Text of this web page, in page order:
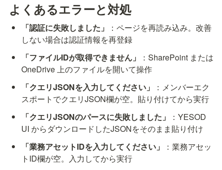
よくあるエラーと対処
「認証に失敗しました」
：ページを再読み込み。改善
しない場合は認証情報を再登録
「ファイルIDが取得できません」
：SharePoint または
OneDrive 上のファイルを開いて操作
「クエリJSONを入力してください」
：メンバーエク
スポートでクエリJSON欄が空。貼り付けてから実行
「クエリJSONのパースに失敗しました」
：YESOD
UI からダウンロードしたJSONをそのまま貼り付け
「業務アセットIDを入力してください」
：業務アセッ
トID欄が空。入力してから実行